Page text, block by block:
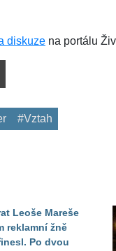
diskuze na portálu
#Vztah
Leoše Mareše
reklamní žně
Po dvou